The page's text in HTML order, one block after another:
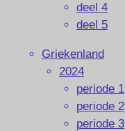
deel 4
deel 5
Griekenland
2024
periode 1
periode 2
periode 3